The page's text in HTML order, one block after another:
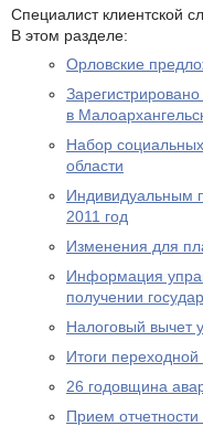
Специалист
В этом разделе:
Орловские
в
Набор
области
Индивидуальным
2011 год
Изменения для
Информация
получении
Налоговый вычет
Итоги
26 годовщина
Прием отчетности